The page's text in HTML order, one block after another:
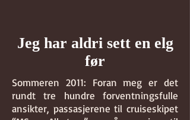
Jeg har aldri sett en elg
før
Sommeren 2011: Foran meg er det
rundt tre hundre forventningsfulle
ansikter, passasjerene til cruiseskipet